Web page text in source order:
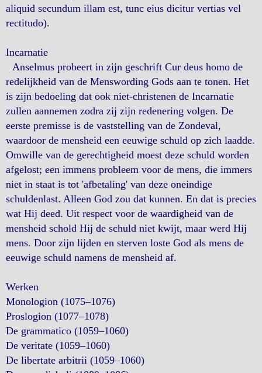
aliquid secundum illam est, tunc eius dicitur vertias vel
rectitudo).
Incarnatie
Anselmus probeert in zijn geschrift Cur deus homo de
redelijkheid van de Menswording Gods aan te tonen. Het
is zijn bedoeling dat ook niet-christenen de Incarnatie
zullen aannemen zodra zij zijn redenering volgen. De
eerste premisse is de vaststelling van de Zondeval,
waardoor de mensheid een eeuwige schuld op zich laadde.
Omwille van de gerechtigheid moest deze schuld worden
afgelost; een immens probleem voor de mens, die immers
niet in staat is tot 'afbetaling' van deze oneindige
schuldenlast. Alleen God zou dat kunnen. En dat is precies
wat Hij deed. Uit respect voor de waardigheid van de
mensheid schold Hij de schuld niet kwijt, maar werd Hij
mens. Door zijn lijden en sterven loste God als mens de
eeuwige schuld namens de mensheid af.
Werken
Monologion (1075–1076)
Proslogion (1077–1078)
De grammatico (1059–1060)
De veritate (1059–1060)
De libertate arbitrii (1059–1060)